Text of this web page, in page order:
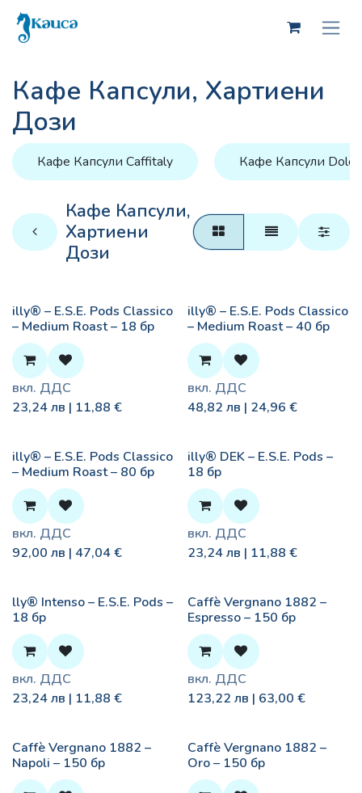
Skip to Content
Кафе Капсули, Хартиени
Дози
Кафе Капсули Caffitaly Кафе Капсули
Кафе Капсули,
Хартиени
Дози
illy® – E.S.E. Pods Classico
– Medium Roast – 18 бр
вкл. ДДС
23,24лв | 11,88 €
illy® – E.S.E. Pods Classico
– Medium Roast – 40 бр
вкл. ДДС
48,82 лв | 24,96 €
illy® – E.S.E. Pods Classico
– Medium Roast – 80 бр
вкл. ДДС
92,00 лв | 47,04€
illy® DEK – E.S.E. Pods –
18 бр
вкл. ДДС
23,24лв | 11,88 €
lly® Intenso – E.S.E. Pods –
18 бр
вкл. ДДС
23,24лв | 11,88 €
Caffè Vergnano 1882 –
Espresso – 150 бр
вкл. ДДС
123,22 лв | 63,00 €
Caffè Vergnano 1882 –
Napoli – 150 бр
Caffè Vergnano 1882 –
Oro – 150 бр